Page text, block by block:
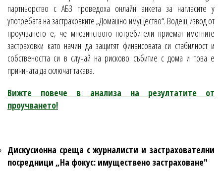
партньорство с АБЗ проведоха онлайн анкета за нагласите у
употребата на застраховките „Домашно имущество“. Водещ извод от
проучването е, че мнозинството потребители приемат имотните
застраховки като начин да защитят финансовата си стабилност и
собствеността си в случай на рисково събитие с дома и това е
причината да сключат такава.
Вижте повече в анализа на резултатите от
проучването!
Дискусионна среща с журналисти и застрахователни
посредници „На фокус: имуществено застраховане"